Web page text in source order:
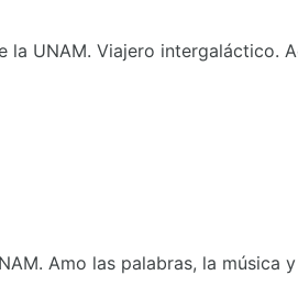
la UNAM. Viajero intergaláctico.
Amo las palabras, la música